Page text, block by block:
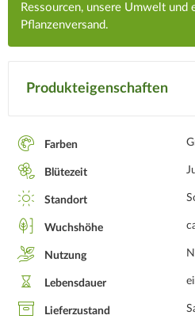
Ressourcen, unsere Umwelt
Pflanzenversand.
Produkteigenschaften
Farben
Blütezeit
Standort
Wuchshöhe
Nutzung
Lebensdauer
Lieferzustand